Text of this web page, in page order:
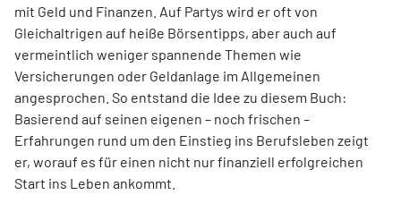
mit Geld und Finanzen. Auf Partys wird er oft von
Gleichaltrigen auf heiße Börsentipps, aber auch auf
vermeintlich weniger spannende Themen wie
Versicherungen oder Geldanlage im Allgemeinen
angesprochen. So entstand die Idee zu diesem Buch:
Basierend auf seinen eigenen – noch frischen –
Erfahrungen rund um den Einstieg ins Berufsleben zeigt
er, worauf es für einen nicht nur finanziell erfolgreichen
Start ins Leben ankommt.